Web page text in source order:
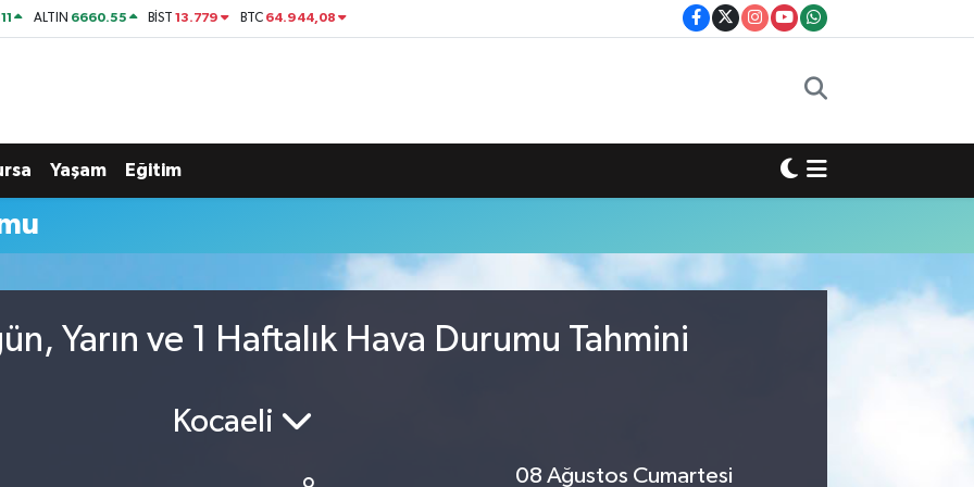
ALTIN 6660.55 BİST13.779 BTC 64.944,08
Yaşam Eğitim
Yarın ve 1 Haftalık Hava Durumu Tahmini
Kocaeli
08 Ağustos Cumartesi